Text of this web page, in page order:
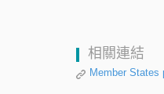
相關連結
Member States